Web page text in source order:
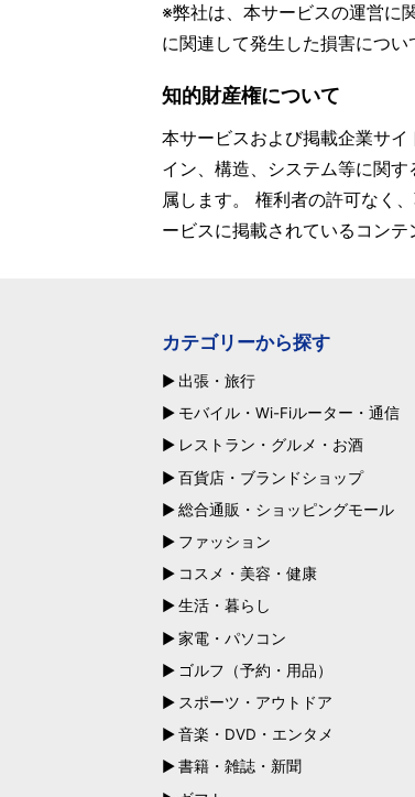
※弊社は、本サービスの運営に
に関連して発生した損害につい
知的財産権について
本サービスおよび掲載企業サ
イン、構造、システム等に関
属します。 権利者の許可なく
ービスに掲載されているコンテ
カテゴリーから探す
出張・旅行
モバイル・Wi-Fiルーター・通信
レストラン・グルメ・お酒
百貨店・ブランドショップ
総合通販・ショッピングモール
ファッション
コスメ・美容・健康
生活・暮らし
家電・パソコン
ゴルフ（予約・用品）
スポーツ・アウトドア
音楽・DVD・エンタメ
書籍・雑誌・新聞